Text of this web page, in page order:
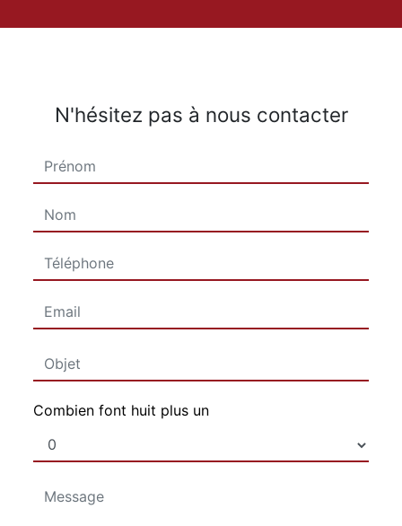
N'hésitez pas à nous contacter
Combien font huit plus un